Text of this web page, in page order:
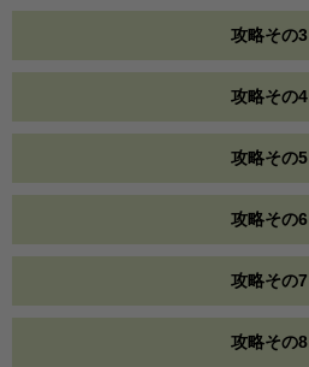
攻略その3
攻略その4
攻略その5
攻略その6
攻略その7
攻略その8